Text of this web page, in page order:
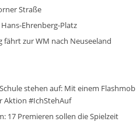
Straße
Ehrenberg-Platz
zur WM nach Neuseeland
stehen auf: Mit einem Flashmob
Aktion #IchStehAuf
17 Premieren sollen die Spielzeit